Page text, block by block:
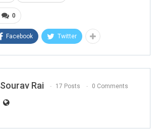
0
Facebook Twitter
Sourav Rai 17 Posts 0 Comments